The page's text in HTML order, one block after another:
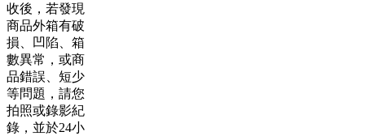
收後，若發現
商品外箱有破
損、凹陷、箱
數異常，或商
品錯誤、短少
等問題，請您
拍照或錄影紀
錄，並於24小